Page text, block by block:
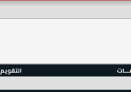
التقويم